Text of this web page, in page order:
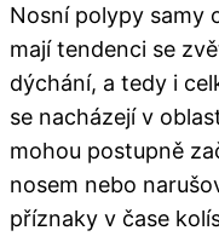
Nosní polypy samy
mají tendenci se
dýchání, a tedy i
se nacházejí v
mohou postupně
nosem nebo
příznaky v čase